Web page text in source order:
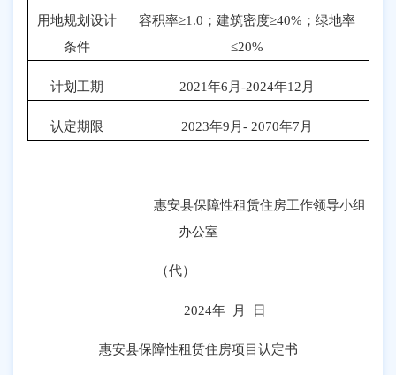
用地规划设计
条件
容积率≥1.0 ；建筑密度≥40% ；绿地率
≤20%
计划工期 2021年6 月-2024年12 月
认定期限 2023年9 月- 2070年7 月
惠安县保障性租赁住房工作领导小组
办公室
（代）
2024年 月 日
惠安县保障性租赁住房项目认定书